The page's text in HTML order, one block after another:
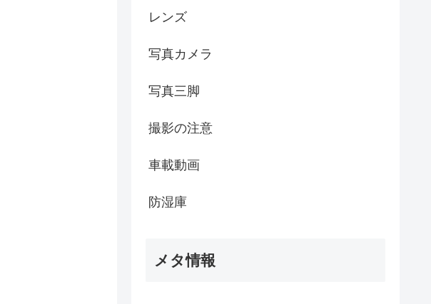
レンズ
写真カメラ
写真三脚
撮影の注意
車載動画
防湿庫
メタ情報